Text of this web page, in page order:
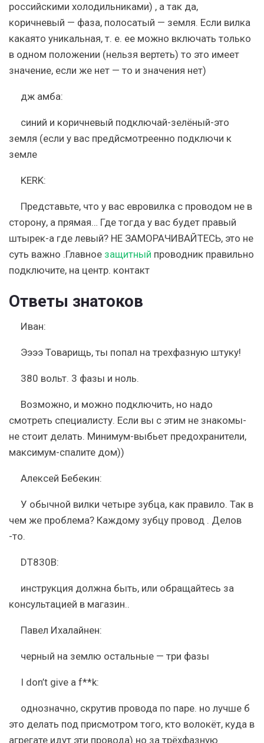
российскими холодильниками) , а так да,
коричневый — фаза, полосатый — земля. Если вилка
какаято уникальная, т. е. ее можно включать только
в одном положении (нельзя вертеть) то это имеет
значение, если же нет — то и значения нет)
дж амба:
синий и коричневый подключай-зелёный-это
земля (если у вас предйсмотреенно подключи к
земле
KERK:
Представьте, что у вас евровилка с проводом не в
сторону, а прямая… Где тогда у вас будет правый
штырек-а где левый? НЕ ЗАМОРАЧИВАЙТЕСЬ, это не
суть важно .Главное защитный проводник правильно
подключите, на центр. контакт
Ответы знатоков
Иван:
Ээээ Товарищь, ты попал на трехфазную штуку!
380 вольт. 3 фазы и ноль.
Возможно, и можно подключить, но надо
смотреть специалисту. Если вы с этим не знакомы-
не стоит делать. Минимум-выбьет предохранители,
максимум-спалите дом))
Алексей Бебекин:
У обычной вилки четыре зубца, как правило. Так в
чем же проблема? Каждому зубцу провод . Делов
-то.
DT830B:
инструкция должна быть, или обращайтесь за
консультацией в магазин..
Павел Ихалайнен:
черный на землю остальные — три фазы
I don’t give a f**k:
однозначно, скрутив провода по паре. но лучше б
это делать под присмотром того, кто волокёт, куда в
агрегате идут эти провода) но за трёхфазную